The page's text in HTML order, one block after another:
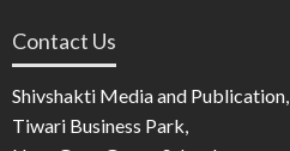
Contact Us
Shivshakti Media and Publication,
Tiwari Business Park,